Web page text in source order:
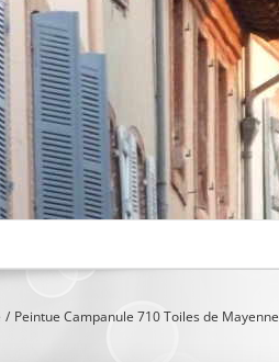
Peintue Campanule 710 Toiles de Mayenne